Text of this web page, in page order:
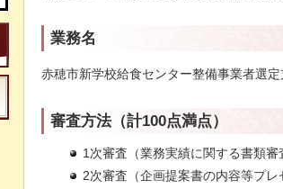
業務名
赤穂市新学校給食センター整備事業者選
審査方法（計100点満点）
1次審査（業務実績に関する書類審
2次審査（企画提案書の内容等プ